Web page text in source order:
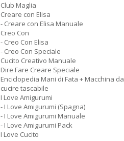
Club Maglia
Creare con Elisa
- Creare con Elisa Manuale
Creo Con
- Creo Con Elisa
- Creo Con Speciale
Cucito Creativo Manuale
Dire Fare Creare Speciale
Enciclopedia Mani di Fata + Macchina da
cucire tascabile
I Love Amigurumi
- I Love Amigurumi (Spagna)
- I Love Amigurumi Manuale
- I Love Amigurumi Pack
I Love Cucito